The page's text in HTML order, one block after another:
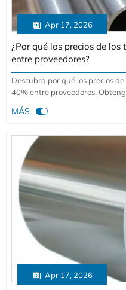
 Apr 17, 2026
¿Por qué los precios de
entre proveedores?
Descubra por qué los precios
40% entre proveedores.
cotización de los tubos de
MÁS 
 Apr 17, 2026